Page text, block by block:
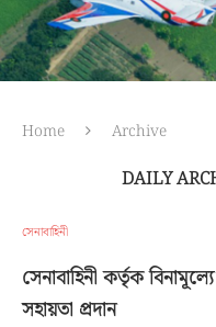
Home Archive
DAILY
সেনাবাহিনী
সেনাবাহিনী কর্তৃক
সহায়তা প্রদান